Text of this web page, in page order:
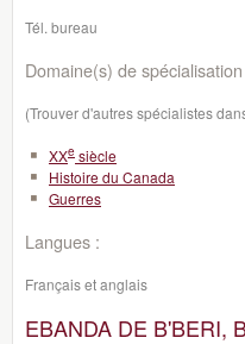
Tél. bureau
Domaine(s) de
(Trouver d'autres spécialistes
XXe siècle
Histoire du Canada
Guerres
Langues :
Français et anglais
EBANDA DE B'BERI,